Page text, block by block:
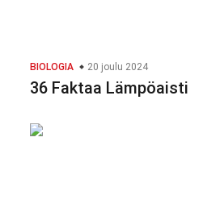
BIOLOGIA 20 joulu 2024
36 Faktaa Lämpöaisti